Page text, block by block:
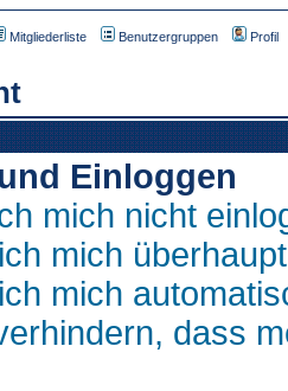
Mitgliederliste Benutzergruppen Profil
Einloggen
mich nicht
mich
mich
dass